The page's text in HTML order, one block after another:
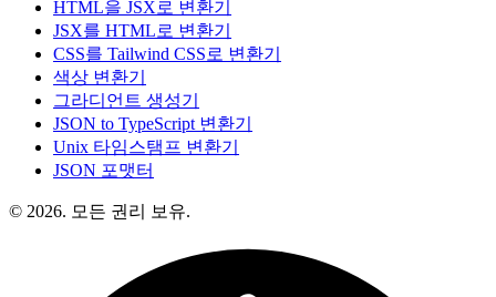
HTML을 JSX로 변환기
JSX를 HTML로 변환기
CSS를 Tailwind CSS로 변환기
색상 변환기
그라디언트 생성기
JSON to TypeScript 변환기
Unix 타임스탬프 변환기
JSON 포맷터
© 2026. 모든 권리 보유.